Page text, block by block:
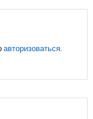
авторизоваться.